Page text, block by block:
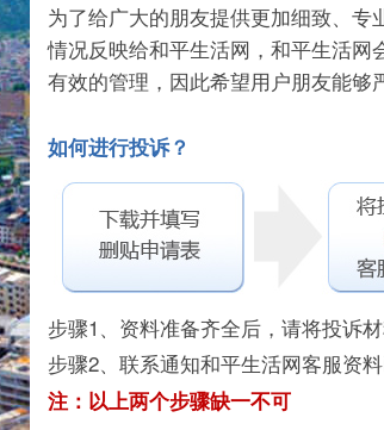
为了给广大的朋友提供更加细致、
情况反映给和平生活网，和平生活
有效的管理，因此希望用户朋友能够
如何进行投诉？
步骤1、资料准备齐全后，请将投诉
步骤2、联系通知和平生活网客服资料
注：以上两个步骤缺一不可